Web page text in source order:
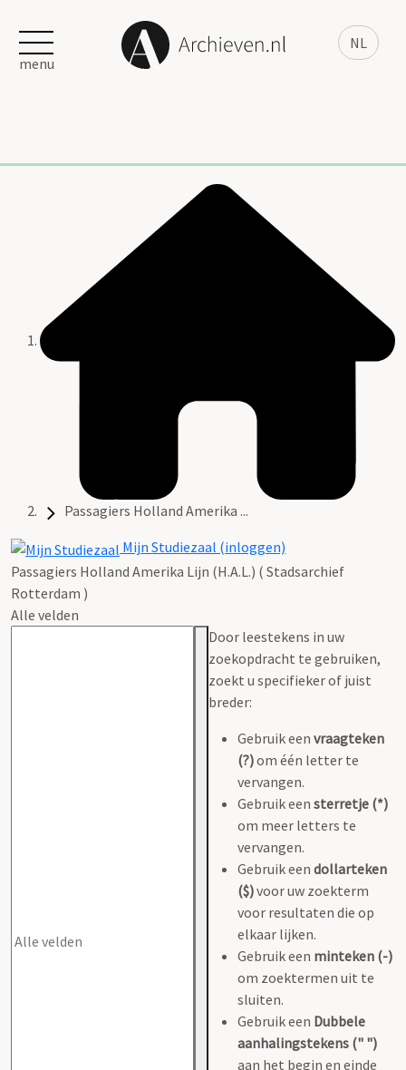
NL
menu
Passagiers Holland Amerika ...
Mijn Studiezaal (inloggen)
Passagiers Holland Amerika Lijn (H.A.L.) ( Stadsarchief
Rotterdam )
Alle velden
Door leestekens in uw
zoekopdracht te gebruiken,
zoekt u specifieker of juist
breder:
Gebruik een vraagteken
(?)om één letter te
vervangen.
Gebruik een sterretje (*)
om meer letters te
vervangen.
Gebruik een dollarteken
($)voor uw zoekterm
voor resultaten die op
elkaar lijken.
Gebruik een minteken (-)
om zoektermen uit te
sluiten.
Gebruik een Dubbele
aanhalingstekens (" ")
aan het begin en einde